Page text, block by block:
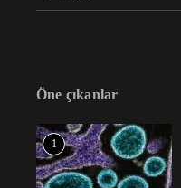
Öne çıkanlar
1